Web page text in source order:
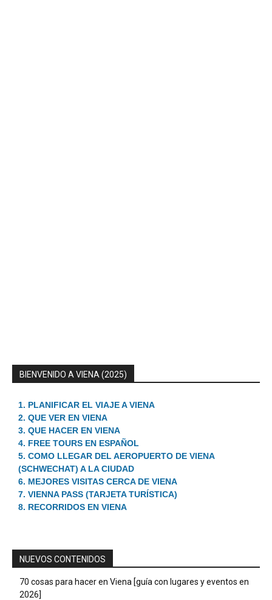
BIENVENIDO A VIENA (2025)
1. PLANIFICAR EL VIAJE A VIENA
2. QUE VER EN VIENA
3. QUE HACER EN VIENA
4. FREE TOURS EN ESPAÑOL
5. COMO LLEGAR DEL AEROPUERTO DE VIENA
(SCHWECHAT) A LA CIUDAD
6. MEJORES VISITAS CERCA DE VIENA
7. VIENNA PASS (TARJETA TURÍSTICA)
8. RECORRIDOS EN VIENA
NUEVOS CONTENIDOS
70 cosas para hacer en Viena [guía con lugares y eventos en
2026]